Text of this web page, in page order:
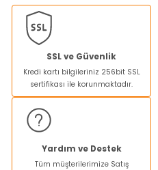
ederiz.
görüntülenemiyor.
bulunuyor.
pahalı.
olmalı.
SSL ve Güvenlik
Kredi kartı bilgileriniz 256bit SSL
sertifikası ile korunmaktadır.
Yardım ve Destek
Tüm müşterilerimize Satış